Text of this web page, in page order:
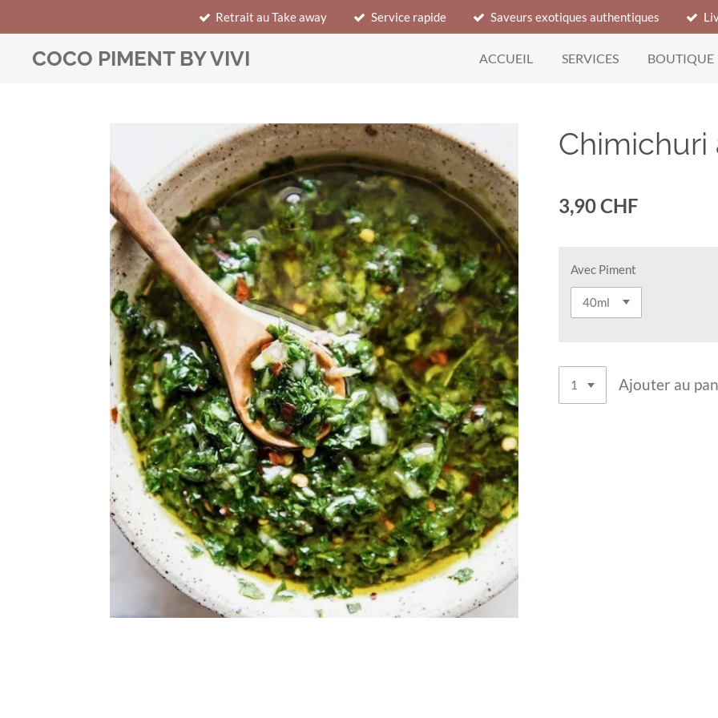
contenu
Retrait au Take away Service rapide Saveurs exotiques authentiques
COCO PIMENT BY VIVI ACCUEIL SERVICES BOUTIQUE
Chimichuri
3,90 CHF
Avec Piment
Ajouter au